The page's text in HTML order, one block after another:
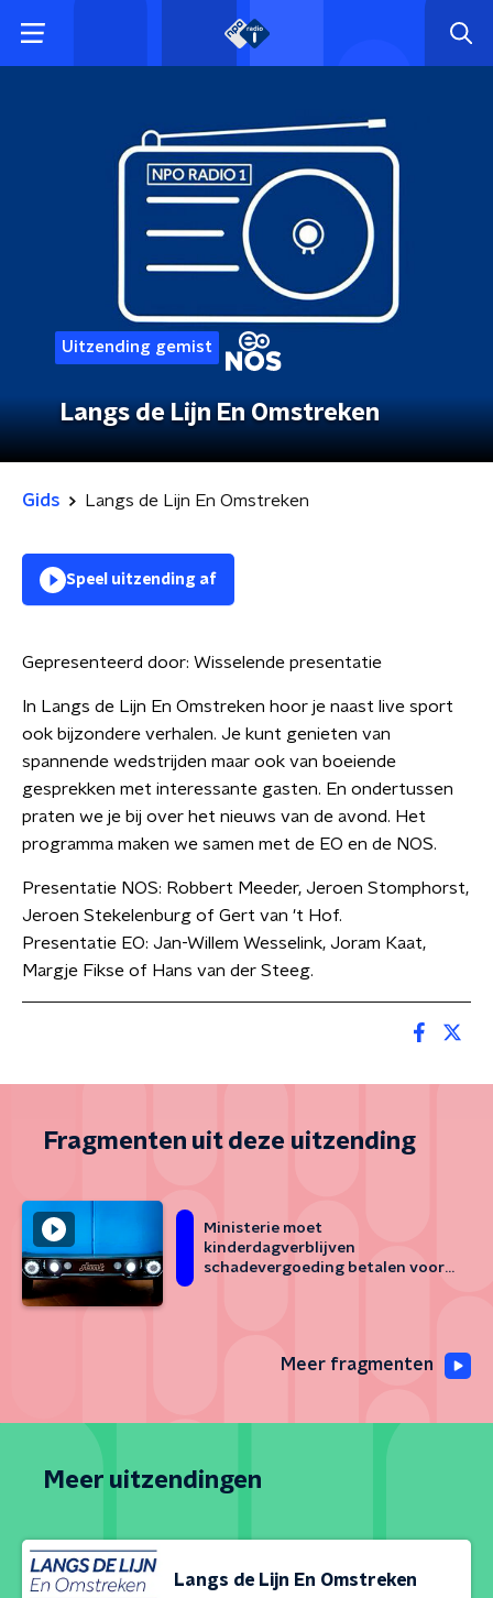
Uitzending gemist
Langs de Lijn En Omstreken
Gids Langs de Lijn En Omstreken
Speel uitzending af
Gepresenteerd door: Wisselende presentatie
In Langs de Lijn En Omstreken hoor je naast live sport
ook bijzondere verhalen. Je kunt genieten van
spannende wedstrijden maar ook van boeiende
gesprekken met interessante gasten. En ondertussen
praten we je bij over het nieuws van de avond. Het
programma maken we samen met de EO en de NOS.
Presentatie NOS: Robbert Meeder, Jeroen Stomphorst,
Jeroen Stekelenburg of Gert van 't Hof.
Presentatie EO: Jan-Willem Wesselink, Joram Kaat,
Margje Fikse of Hans van der Steeg.
Fragmenten uit deze uitzending
Ministerie moet
kinderdagverblijven
schadevergoeding betalen voor
Meer fragmenten
Meer uitzendingen
Langs de Lijn En Omstreken